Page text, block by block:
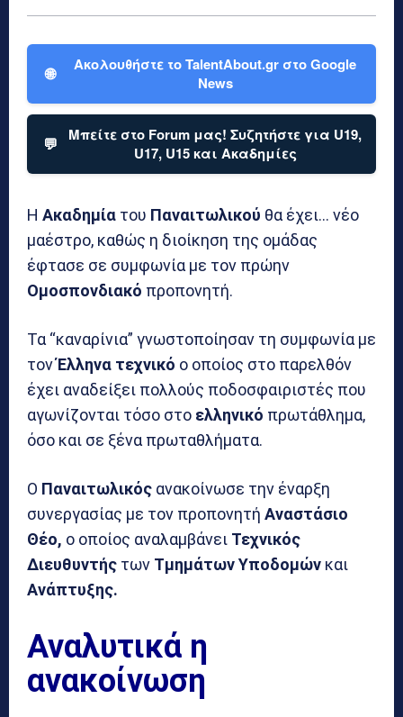
🌐
Ακολουθήστε το TalentAbout.gr στο Google
News
💬
Μπείτε στο Forum μας! Συζητήστε για U19,
U17, U15 και Ακαδημίες
Η Ακαδημία του Παναιτωλικού θα έχει… νέο
μαέστρο, καθώς η διοίκηση της ομάδας
έφτασε σε συμφωνία με τον πρώην
Ομοσπονδιακό προπονητή.
Τα “καναρίνια” γνωστοποίησαν τη συμφωνία με
τονΈλληνα τεχνικό ο οποίος στο παρελθόν
έχει αναδείξει πολλούς ποδοσφαιριστές που
αγωνίζονται τόσο στο ελληνικό πρωτάθλημα,
όσο και σε ξένα πρωταθλήματα.
Ο Παναιτωλικός ανακοίνωσε την έναρξη
συνεργασίας με τον προπονητή Αναστάσιο
Θέο, ο οποίος αναλαμβάνει Τεχνικός
Διευθυντής των Τμημάτων Υποδομών και
Ανάπτυξης.
Αναλυτικά η
ανακοίνωση